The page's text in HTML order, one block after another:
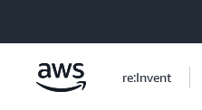
re:Invent